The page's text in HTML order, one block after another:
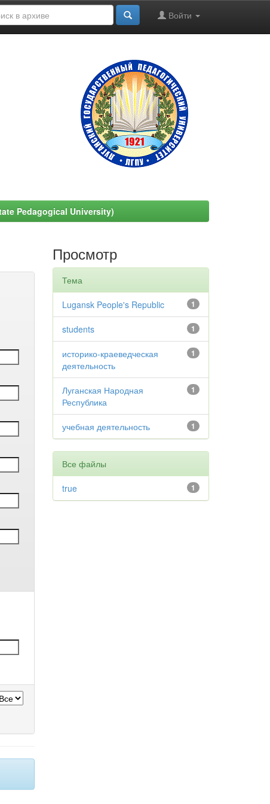
Войти
Pedagogical University)
Просмотр
Тема
1
Lugansk People's Republic
1
students
1
историко-краеведческая
деятельность
1
Луганская Народная
Республика
1
учебная деятельность
Все файлы
1
true